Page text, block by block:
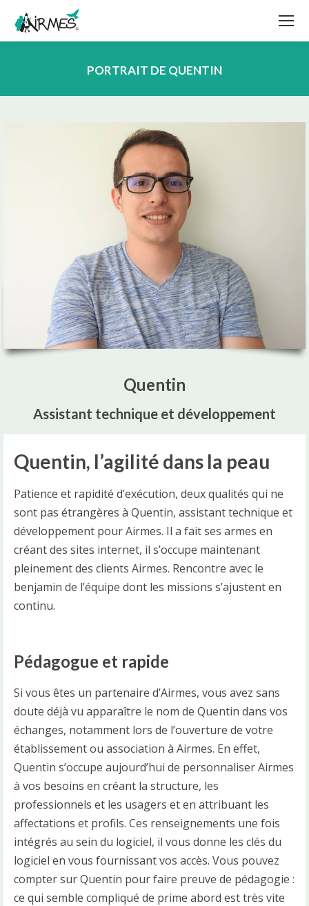
PORTRAIT DE QUENTIN
Quentin
Assistant technique et développement
Quentin, l’agilité dans la peau
Patience et rapidité d’exécution, deux qualités qui ne
sont pas étrangères à Quentin, assistant technique et
développement pour Airmes. Il a fait ses armes en
créant des sites internet, il s’occupe maintenant
pleinement des clients Airmes. Rencontre avec le
benjamin de l’équipe dont les missions s’ajustent en
continu.
Pédagogue et rapide
Si vous êtes un partenaire d’Airmes, vous avez sans
doute déjà vu apparaître le nom de Quentin dans vos
échanges, notamment lors de l’ouverture de votre
établissement ou association à Airmes. En effet,
Quentin s’occupe aujourd’hui de personnaliser Airmes
à vos besoins en créant la structure, les
professionnels et les usagers et en attribuant les
affectations et profils. Ces renseignements une fois
intégrés au sein du logiciel, il vous donne les clés du
logiciel en vous fournissant vos accès. Vous pouvez
compter sur Quentin pour faire preuve de pédagogie :
ce qui semble compliqué de prime abord est très vite